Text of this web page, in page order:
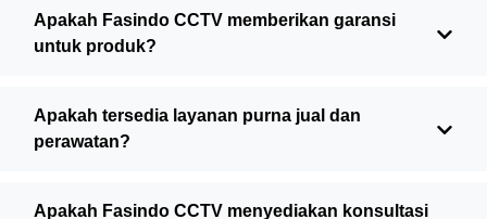
Apakah Fasindo CCTV memberikan garansi
untuk produk?
Apakah tersedia layanan purna jual dan
perawatan?
Apakah Fasindo CCTV menyediakan konsultasi